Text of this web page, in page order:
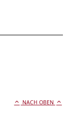
NACH OBEN